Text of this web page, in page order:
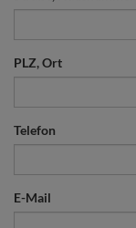
PLZ, Ort
Telefon
E-Mail